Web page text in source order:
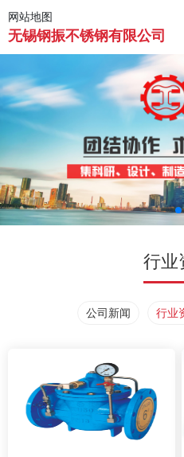
网站地图
无锡钢振不锈钢有限公司
行业
公司新闻 行业